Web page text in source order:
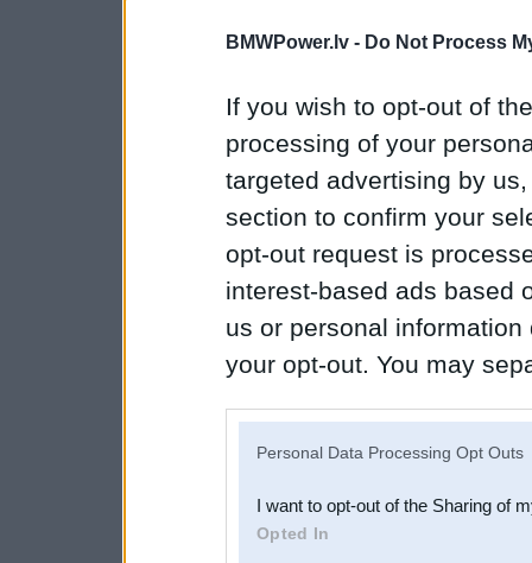
BMWPower.lv - Do Not Process
If you wish to opt-out of
processing of your
targeted advertising by
section to confirm your
opt-out request is
interest-based ads based
us or personal
your opt-out. You may
Downstream Participants
third parties.
Personal Data Processing Opt Outs
I want to opt-out of the Sharing of
Opted In